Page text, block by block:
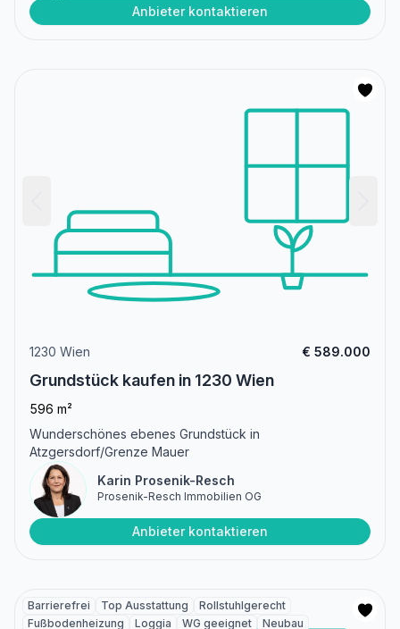
Anbieter kontaktieren
1230 Wien € 589.000
Grundstück kaufen in 1230 Wien
596 m²
Wunderschönes ebenes Grundstück in
Atzgersdorf/Grenze Mauer
Karin Prosenik-Resch
Prosenik-Resch Immobilien OG
Anbieter kontaktieren
Barrierefrei Top Ausstattung
Rollstuhlgerecht
Fußbodenheizung
Loggia WG geeignet Neubau